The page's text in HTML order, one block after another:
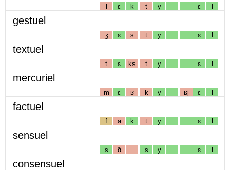
l ɛ k t y ɛ l
gestuel
ʒ ɛ s t y ɛ l
textuel
t ɛ ks t y ɛ l
mercuriel
m ɛ ʁ k y ʁj ɛ l
factuel
f a k t y ɛ l
sensuel
s ɑ̃ s y ɛ l
consensuel